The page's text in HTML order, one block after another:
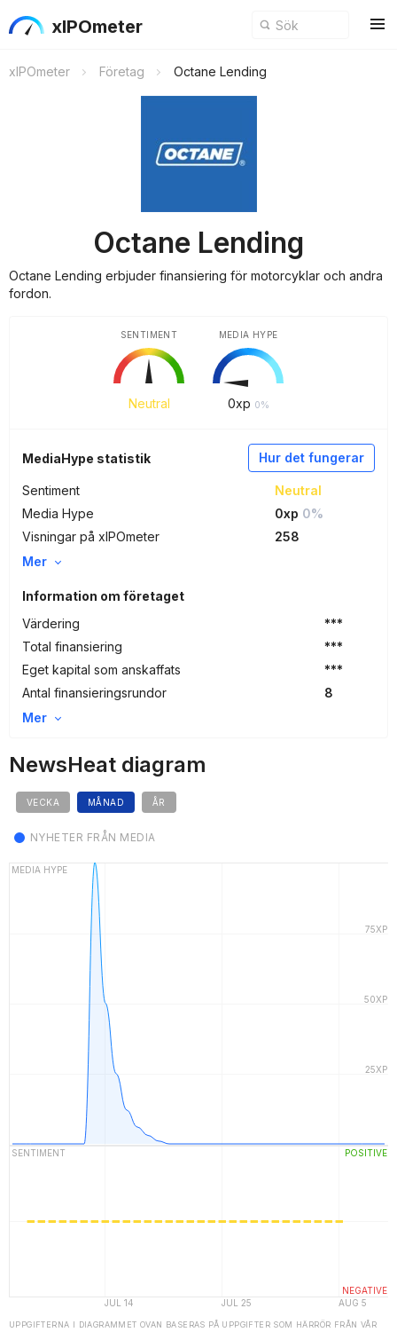
xIPOmeter
xIPOmeter Företag Octane Lending
Octane Lending
Octane Lending erbjuder finansiering för motorcyklar och andra
fordon.
Neutral
SENTIMENT
0xp 0%
MEDIA HYPE
Hur det fungerar
MediaHype statistik
Sentiment
Neutral
Media Hype
0xp 0%
Visningar på xIPOmeter
258
Mer
Information om företaget
Värdering
***
Total finansiering
***
Eget kapital som anskaffats
***
Antal finansieringsrundor
8
Mer
NewsHeat diagram
VECKA MÅNAD ÅR
NYHETER FRÅN MEDIA
UPPGIFTERNA I DIAGRAMMET OVAN BASERAS PÅ UPPGIFTER SOM HÄRRÖR FRÅN VÅR